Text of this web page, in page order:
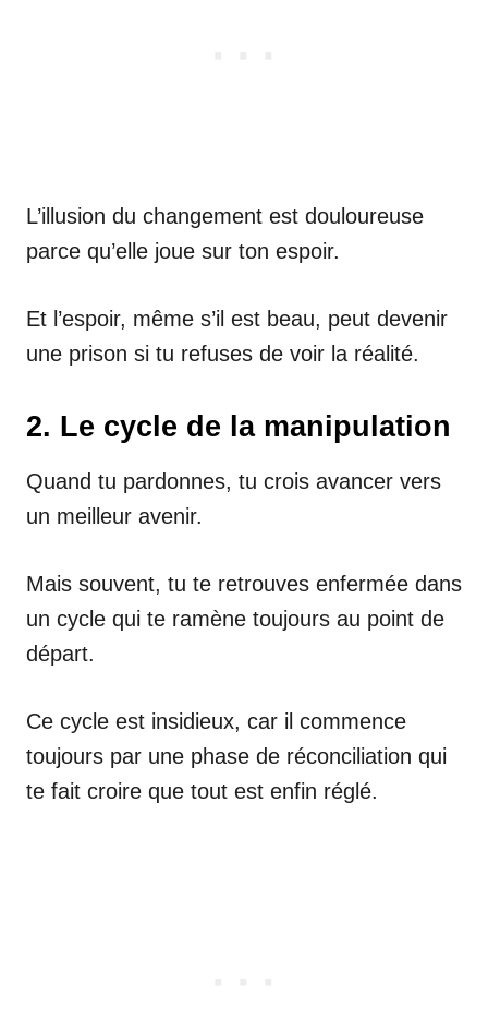
L’illusion du changement est douloureuse
parce qu’elle joue sur ton espoir.
Et l’espoir, même s’il est beau, peut devenir
une prison si tu refuses de voir la réalité.
2. Le cycle de la manipulation
Quand tu pardonnes, tu crois avancer vers
un meilleur avenir.
Mais souvent, tu te retrouves enfermée dans
un cycle qui te ramène toujours au point de
départ.
Ce cycle est insidieux, car il commence
toujours par une phase de réconciliation qui
te fait croire que tout est enfin réglé.